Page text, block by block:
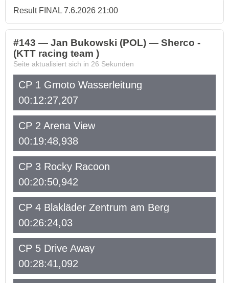
Result FINAL 7.6.2026 21:00
#143 — Jan Bukowski (POL) — Sherco -
(KTT racing team )
Seite aktualisiert sich in 26 Sekunden
CP 1 Gmoto Wasserleitung
00:12:27,207
CP 2 Arena View
00:19:48,938
CP 3 Rocky Racoon
00:20:50,942
CP 4 Blakläder Zentrum am Berg
00:26:24,03
CP 5 Drive Away
00:28:41,092